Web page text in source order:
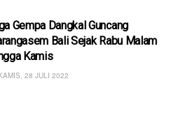
Gempa Dangkal Guncang
Bali Sejak Rabu Malam
Kamis
28 JULI 2022